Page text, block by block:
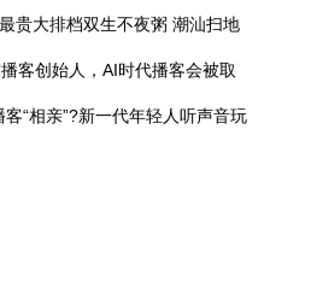
盛夏泸沽湖 碧水映云天
云天收夏色！满目苍翠迎
贵大排档双生不夜粥 潮汕扫地
客创始人，AI时代播客会被取
“相亲”?新一代年轻人听声音玩